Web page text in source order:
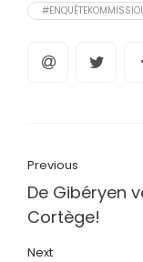
Previous
De Gibéryen
Cortège!
Next